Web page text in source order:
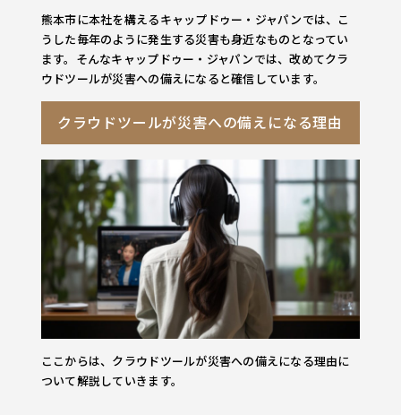
熊本市に本社を構えるキャップドゥー・ジャパンでは、こ
うした毎年のように発生する災害も身近なものとなってい
ます。そんなキャップドゥー・ジャパンでは、改めてクラ
ウドツールが災害への備えになると確信しています。
クラウドツールが災害への備えになる理由
ここからは、クラウドツールが災害への備えになる理由に
ついて解説していきます。